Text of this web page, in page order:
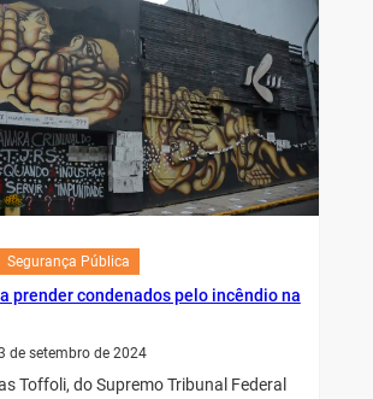
Segurança Pública
prender condenados pelo incêndio na
de setembro de 2024
Toffoli, do Supremo Tribunal Federal